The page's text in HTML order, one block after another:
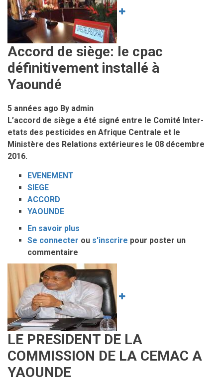
Accord de siège: le cpac
définitivement installé à
Yaoundé
5 années ago By admin
L’accord de siège a été signé entre le Comité Inter-
etats des pesticides en Afrique Centrale et le
Ministère des Relations extérieures le 08 décembre
2016.
EVENEMENT
SIEGE
ACCORD
YAOUNDE
En savoir plus
Accord
siège:
le
cpac
définitivement
installé
à
Yaoundé
Se connecter ou s'inscrire pour poster un
commentaire
LE PRESIDENT DE LA
COMMISSION DE LA CEMAC A
YAOUNDE